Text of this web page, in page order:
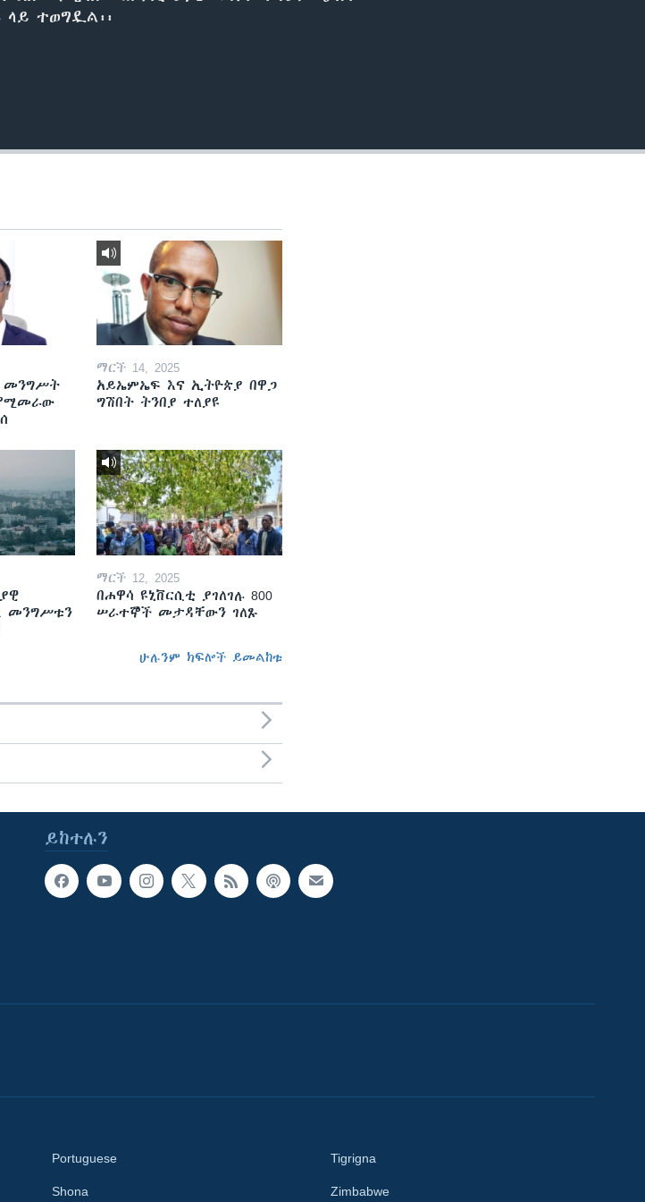
ተወግዷል፡፡
መንግሥት
ማርች 14, 2025
አይኤምኤፍ እና ኢትዮጵያ በዋጋ
ግሽበት ትንበያ ተለያዩ
መንግሥቱን
ማርች 12, 2025
በሐዋሳ ዩኒቨርሲቲ ያገለገሉ 800
ሠራተኞች መታዳቸውን ገለጹ
ሁሉንም ክፍሎች ይመልከቱ
ይከተሉን
Portuguese
Shona
Tigrigna
Zimbabwe